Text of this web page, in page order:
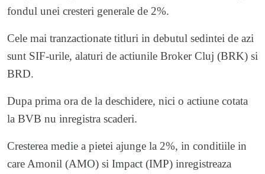
fondul unei cresteri generale de 2%.
Cele mai tranzactionate titluri in debutul sedintei de azi
sunt SIF-urile, alaturi de actiunile Broker Cluj (BRK) si
BRD.
Dupa prima ora de la deschidere, nici o actiune cotata
la BVB nu inregistra scaderi.
Cresterea medie a pietei ajunge la 2%, in conditiile in
care Amonil (AMO) si Impact (IMP) inregistreaza